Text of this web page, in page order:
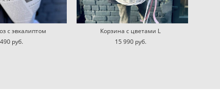
с эвкалиптом
pуб.
Корзина с цветами L
15 990 pуб.